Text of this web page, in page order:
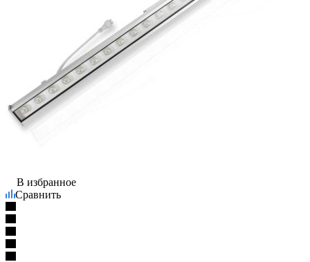
В избранное
Сравнить